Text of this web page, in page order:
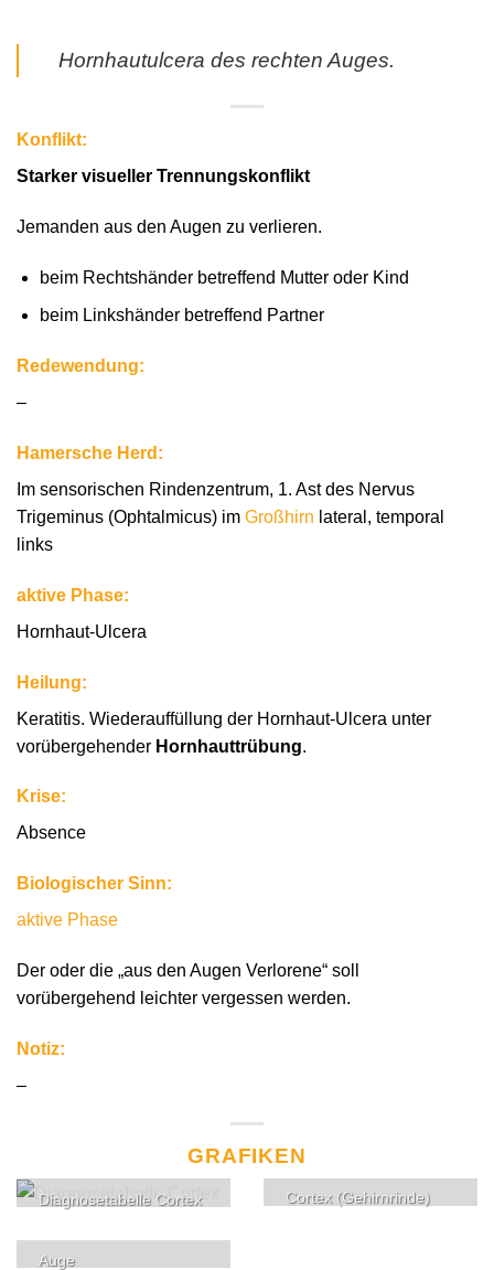
Hornhautulcera des rechten Auges.
Konflikt:
Starker visueller Trennungskonflikt
Jemanden aus den Augen zu verlieren.
beim Rechtshänder betreffend Mutter oder Kind
beim Linkshänder betreffend Partner
Redewendung:
–
Hamersche Herd:
Im sensorischen Rindenzentrum, 1. Ast des Nervus
Trigeminus (Ophtalmicus) im Großhirn lateral, temporal
links
aktive Phase:
Hornhaut-Ulcera
Heilung:
Keratitis. Wiederauffüllung der Hornhaut-Ulcera unter
vorübergehender Hornhauttrübung.
Krise:
Absence
Biologischer Sinn:
aktive Phase
Der oder die „aus den Augen Verlorene“ soll
vorübergehend leichter vergessen werden.
Notiz:
–
GRAFIKEN
Diagnosetabelle Cortex Cortex (Gehirnrinde)
Auge